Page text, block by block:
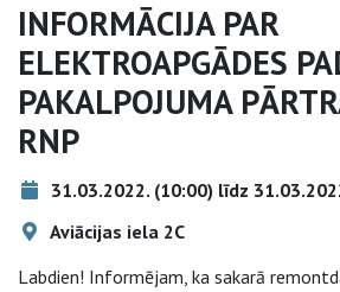
INFORMĀCIJA PAR
ELEKTROAPGĀDES
PAKALPOJUMA
RNP
31.03.2022. (10:00) līdz
Aviācijas iela 2C
Labdien! Informējam, ka sakarā